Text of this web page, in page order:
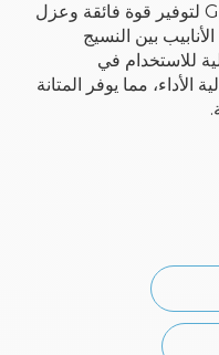
تم تصميم أنابيب الفينول الزجاجية G3 لتوفير قوة فائقة وعزل
بين النسيج
للاستخدام في
الأداء، مما يوفر المتانة